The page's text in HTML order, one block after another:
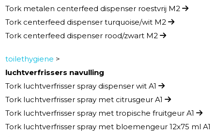
Tork metalen centerfeed dispenser roestvrij M2
Tork centerfeed dispenser turquoise/wit M2
Tork centerfeed dispenser rood/zwart M2
toilethygiene >
luchtverfrissers navulling
Tork luchtverfrisser spray dispenser wit A1
Tork luchtverfrisser spray met citrusgeur A1
Tork luchtverfrisser spray met tropische fruitgeur A1
Tork luchtverfrisser spray met bloemengeur 12x75 ml A1